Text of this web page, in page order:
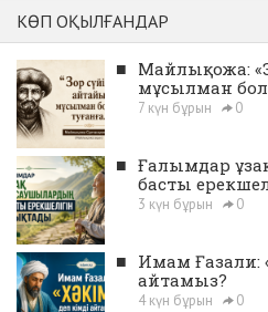
КӨП ОҚЫЛҒАНДАР
■ Майлықожа:
мұсылман
7 күн бұрын 0
■ Ғалымдар
басты
3 күн бұрын 0
■ Имам Ғазали:
айтамыз?
4 күн бұрын 0